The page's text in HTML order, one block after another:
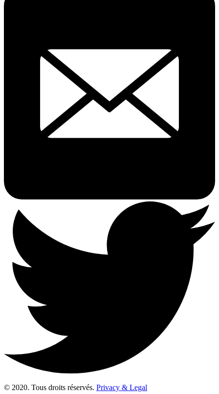
© 2020. Tous droits réservés. Privacy & Legal